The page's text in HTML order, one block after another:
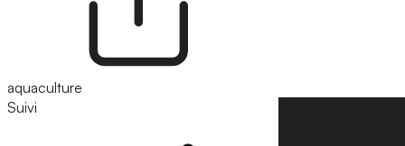
aquaculture
Suivi